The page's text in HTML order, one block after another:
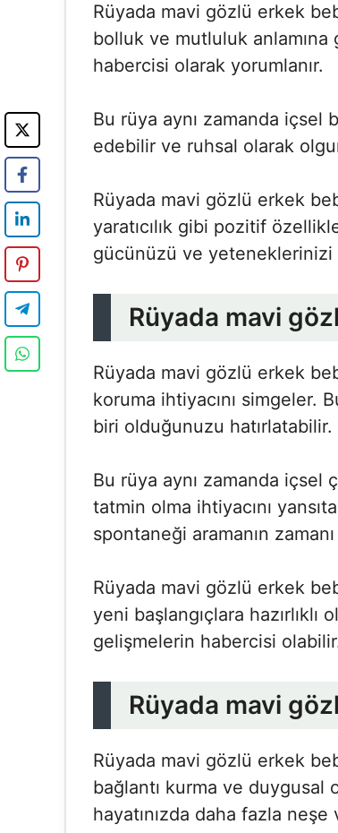
Rüyada mavi gözlü erkek
bolluk ve mutluluk anlamına
habercisi olarak yorumlanır.
Bu rüya aynı zamanda içsel
edebilir ve ruhsal olarak
Rüyada mavi gözlü erkek
yaratıcılık gibi pozitif
gücünüzü ve
Rüyada mavi
Rüyada mavi gözlü erkek
koruma ihtiyacını simgeler.
biri olduğunuzu hatırlatabilir.
Bu rüya aynı zamanda içsel
tatmin olma ihtiyacını
spontaneği aramanın
Rüyada mavi gözlü erkek
yeni başlangıçlara
gelişmelerin habercisi
Rüyada mavi
Rüyada mavi gözlü erkek
bağlantı kurma ve duygusal
hayatınızda daha fazla neşe